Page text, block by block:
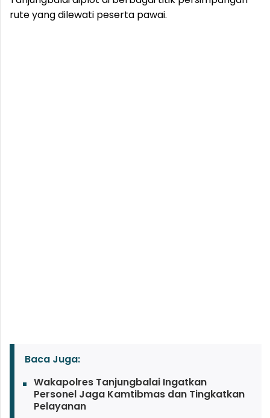
rute yang dilewati peserta pawai.
Baca Juga:
Wakapolres Tanjungbalai Ingatkan
Personel Jaga Kamtibmas dan Tingkatkan
Pelayanan